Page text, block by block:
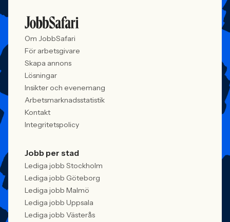
Om JobbSafari
För arbetsgivare
Skapa annons
Lösningar
Insikter och evenemang
Arbetsmarknadsstatistik
Kontakt
Integritetspolicy
Jobb per stad
Lediga jobb Stockholm
Lediga jobb Göteborg
Lediga jobb Malmö
Lediga jobb Uppsala
Lediga jobb Västerås